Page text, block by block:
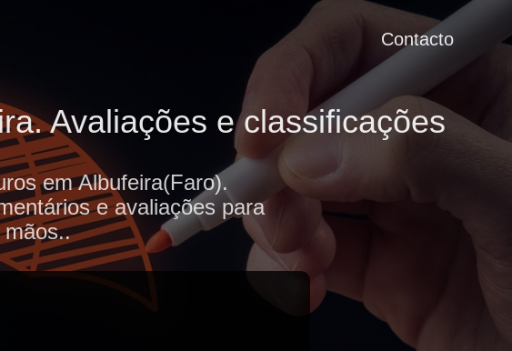
Contacto
Avaliações e classificações
em Albufeira(Faro).
e avaliações para
mãos..